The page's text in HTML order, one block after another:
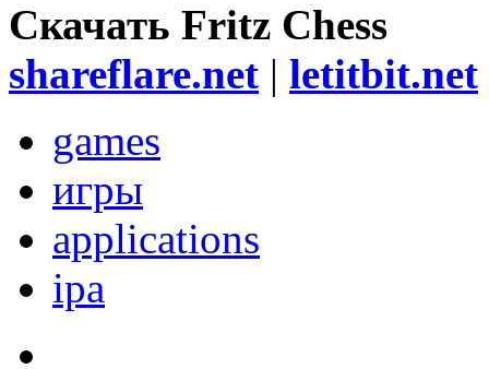
Скачать Fritz Chess
shareflare.net | letitbit.net
games
игры
applications
ipa